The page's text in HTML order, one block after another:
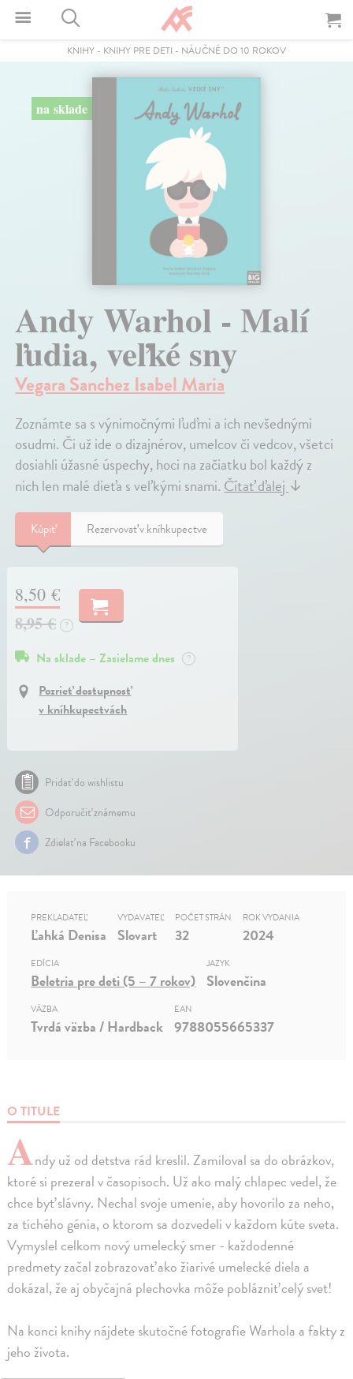
KNIHY - KNIHY PRE DETI - NÁUČNÉ DO 10 ROKOV
na sklade
Andy Warhol - Malí
ľudia, veľké sny
Vegara Sanchez Isabel Maria
Zoznámte sa s výnimočnými ľuďmi a ich nevšednými
osudmi. Či už ide o dizajnérov, umelcov či vedcov, všetci
dosiahli úžasné úspechy, hoci na začiatku bol každý z
nich len malé dieťa s veľkými snami. Čítať ďalej ↓
Kúpiť Rezervovať v kníhkupectve
8,50 €
8,95 €
?
Na sklade – Zasielame dnes ?
Pozrieť dostupnosť
v kníhkupectvách
Pridať do wishlistu
Odporučiť známemu
Zdielať na Facebooku
O TITULE
Andy už od detstva rád kreslil. Zamiloval sa do obrázkov,
ktoré si prezeral v časopisoch. Už ako malý chlapec vedel, že
chce byť slávny. Nechal svoje umenie, aby hovorilo za neho,
za tichého génia, o ktorom sa dozvedeli v každom kúte sveta.
Vymyslel celkom nový umelecký smer - každodenné
predmety začal zobrazovať ako žiarivé umelecké diela a
dokázal, že aj obyčajná plechovka môže poblázniť celý svet!
Na konci knihy nájdete skutočné fotografie Warhola a fakty z
jeho života.
PREKLADATEĽ
Ľahká Denisa
VYDAVATEĽ
Slovart
POČET STRÁN
32
ROK VYDANIA
2024
EDÍCIA
Beletria pre deti (5 – 7 rokov)
JAZYK
Slovenčina
VÄZBA
Tvrdá väzba / Hardback
EAN
9788055665337